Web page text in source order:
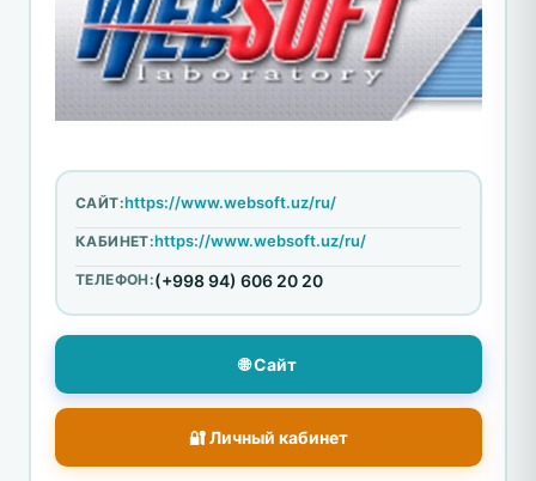
САЙТ:https://www.websoft.uz/ru/
КАБИНЕТ:https://www.websoft.uz/ru/
ТЕЛЕФОН:(+998 94) 606 20 20
🌐 Сайт
🔐 Личный кабинет